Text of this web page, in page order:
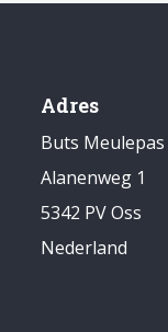
Adres
Buts Meulepas
Alanenweg 1
5342 PV Oss
Nederland